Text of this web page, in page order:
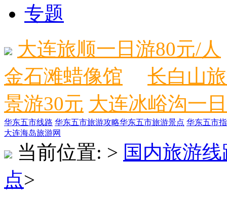
专题
大连旅顺一日游80元/人
金石滩蜡像馆
长白山
景游30元 大连冰峪沟一
华东五市线路 华东五市旅游攻略华东五市旅游景点 华东五市
大连海岛旅游网
当前位置: > 国内旅游线
点>